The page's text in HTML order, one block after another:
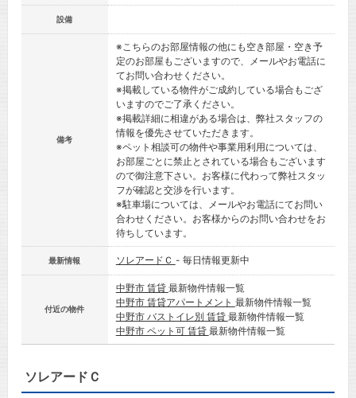
設備
備考
※こちらのお部屋情報の他にも空き部屋・空き予
定のお部屋もございますので、メールやお電話に
てお問い合わせください。
※掲載している物件がご成約している場合もござ
いますのでご了承ください。
※掲載詳細に相違がある場合は、弊社スタッフの
情報を優先させていただきます。
※ペット相談可の物件や事業用利用については、
お部屋ごとに禁止とされている場合もございます
ので御注意下さい。お客様に代わって弊社スタッ
フが確認と交渉を行います。
※駐車場については、メールやお電話にてお問い
合わせください。お客様からのお問い合わせをお
待ちしています。
最新情報 ソレアードＣ - 毎日情報更新中
付近の物件
中野市 賃貸 最新物件情報一覧
中野市 賃貸アパートメント 最新物件情報一覧
中野市 バストイレ別 賃貸 最新物件情報一覧
中野市 ペット可 賃貸 最新物件情報一覧
ソレアードＣ